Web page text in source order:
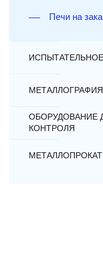
Печи на
МЕТАЛЛОГРАФИЯ
ОБОРУДОВАНИЕ
КОНТРОЛЯ
МЕТАЛЛОПРОКАТ